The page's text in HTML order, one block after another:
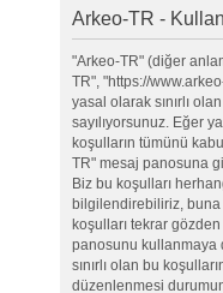
Arkeo-TR -
"Arkeo-TR" (diğer
TR", "https://
yasal olarak sınırlı
sayılıyorsunuz. Eğer
koşulların tümünü
TR" mesaj panosuna
Biz bu koşulları
bilgilendirebiliriz,
koşulları tekrar
panosunu kullanmaya
sınırlı olan bu
düzenlenmesi